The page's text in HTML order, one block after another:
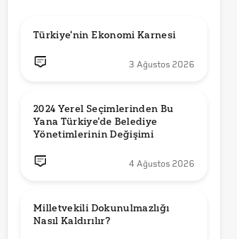
Türkiye'nin Ekonomi Karnesi
3 Ağustos 2026
2024 Yerel Seçimlerinden Bu
Yana Türkiye'de Belediye
Yönetimlerinin Değişimi
4 Ağustos 2026
Milletvekili Dokunulmazlığı
Nasıl Kaldırılır?